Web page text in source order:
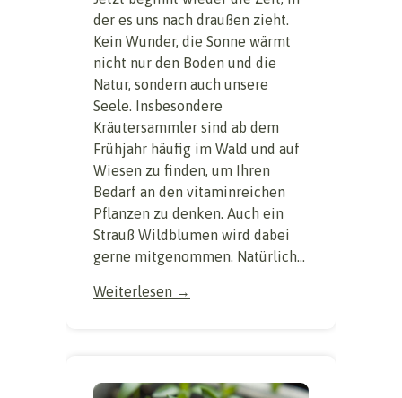
der es uns nach draußen zieht.
Kein Wunder, die Sonne wärmt
nicht nur den Boden und die
Natur, sondern auch unsere
Seele. Insbesondere
Kräutersammler sind ab dem
Frühjahr häufig im Wald und auf
Wiesen zu finden, um Ihren
Bedarf an den vitaminreichen
Pflanzen zu denken. Auch ein
Strauß Wildblumen wird dabei
gerne mitgenommen. Natürlich...
Weiterlesen →